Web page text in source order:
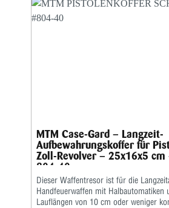
MTM Case-Gard – Langzeit-
Aufbewahrungskoffer für
Zoll-Revolver – 25x16x5 cm
804-40
Dieser Waffentresor ist für die
Handfeuerwaffen mit Halbautomatiken
Lauflängen von 10 cm oder weniger